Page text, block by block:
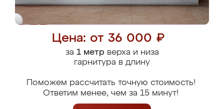
Цена: от 36 000 ₽
за 1 метрверха и низа
гарнитура в длину
Поможем рассчитать точную стоимость!
Ответим менее, чем за 15 минут!